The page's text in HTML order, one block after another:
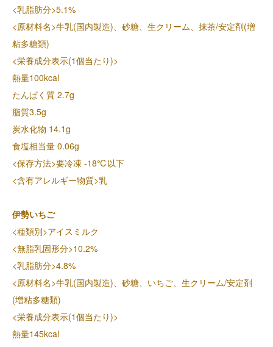
<乳脂肪分>5.1%
<原材料名>牛乳(国内製造)、砂糖、生クリーム、抹茶/安定剤(増
粘多糖類)
<栄養成分表示(1個当たり)>
熱量100kcal
たんぱく質 2.7g
脂質3.5g
炭水化物 14.1g
食塩相当量 0.06g
<保存方法>要冷凍 -18℃以下
<含有アレルギー物質>乳
伊勢いちご
<種類別>アイスミルク
<無脂乳固形分>10.2%
<乳脂肪分>4.8%
<原材料名>牛乳(国内製造)、砂糖、いちご、生クリーム/安定剤
(増粘多糖類)
<栄養成分表示(1個当たり)>
熱量145kcal